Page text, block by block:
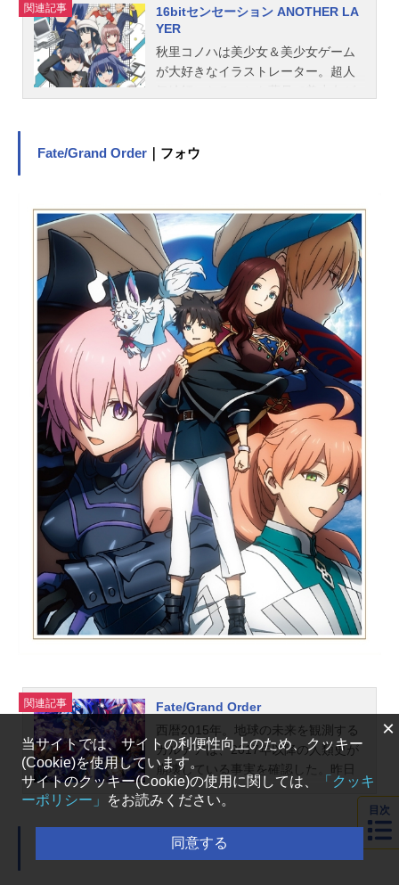
関連記事
16bitセンセーション ANOTHER LA
YER
秋里コノハは美少女＆美少女ゲーム
が大好きなイラストレーター。超人
全盛期の現代に会社は傾き、コノハ
していた。ある日、ひょんなことか
ら過去の名作美少女ゲームをゲーム
ショップの店主から譲ってもらうこ
とに。美少女ゲーム黄金時代に思い
を馳せ、『同級生』のパッケージを
開くと突如まばゆい光に包まれ、気
づくとコノハは過去にタイムリープ
をしていた！行きついた先は1992
年！世は美少女ゲーム黎明期！アル
コールソフトという会社で働くこと
になったコノハは、美少女を想い、
美少女を描き、美少女を創りあげて
いけるのか！？圧倒的な美少女への
愛でお送りする、ひとりの少女の物
語――『じゃ、始めるね！』作品名1
6bitセンセーションANOTHERLAYER
放送形態TVアニメスケジュール2023
年10月4日（水）〜2023年12月27日
（水）TOKYOMXほか話数全13話キ
ャスト秋里コノハ：古賀葵六田守：
阿部敦下田かおり：川澄綾子上原メ
イ子：堀江由衣六田勝（てんちょ
ー）：伊藤健太郎五味川清（キョン
Fate/Grand Order ｜フォウ
関連記事
Fate/Grand Order
西暦2015年。地球の未来を観測する
カルデアは、2017年以降の人類史が
崩壊している事実を確認した。昨日
まで確かに存在していた2115年まで
の“約束された未来”は、何の前触れも
なく突如として消え去ったのだ。な
ぜ。どうして。だれが。どうやっ
selector infected WIXOSS｜花代
目次
×
当サイトでは、サイトの利便性向上のため、クッキー
(Cookie)を使用しています。
サイトのクッキー(Cookie)の使用に関しては、
「クッキ
ーポリシー」
をお読みください。
同意する